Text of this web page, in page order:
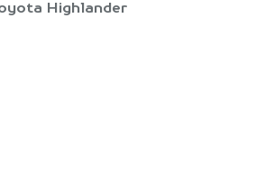
Highlander